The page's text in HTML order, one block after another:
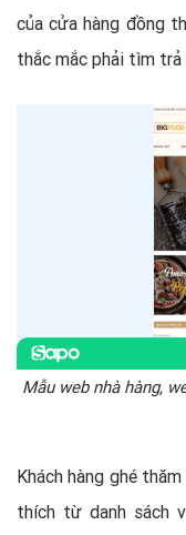
của cửa hàng đồng
thắc mắc phải tìm
Mẫu web nhà hàng,
Khách hàng ghé
thích từ danh sách